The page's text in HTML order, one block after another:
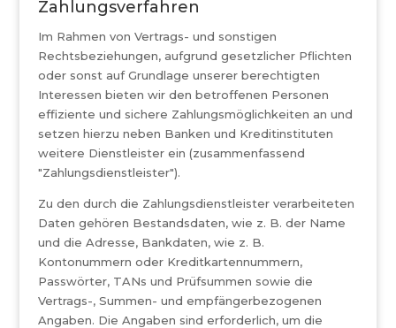
Zahlungsverfahren
Im Rahmen von Vertrags- und sonstigen
Rechtsbeziehungen, aufgrund gesetzlicher Pflichten
oder sonst auf Grundlage unserer berechtigten
Interessen bieten wir den betroffenen Personen
effiziente und sichere Zahlungsmöglichkeiten an und
setzen hierzu neben Banken und Kreditinstituten
weitere Dienstleister ein (zusammenfassend
"Zahlungsdienstleister").
Zu den durch die Zahlungsdienstleister verarbeiteten
Daten gehören Bestandsdaten, wie z. B. der Name
und die Adresse, Bankdaten, wie z. B.
Kontonummern oder Kreditkartennummern,
Passwörter, TANs und Prüfsummen sowie die
Vertrags-, Summen- und empfängerbezogenen
Angaben. Die Angaben sind erforderlich, um die